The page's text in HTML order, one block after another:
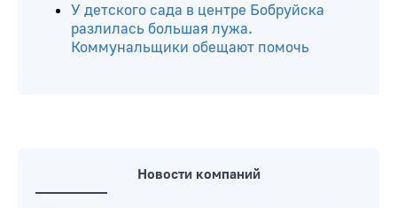
У детского сада в центре Бобруйска
разлилась большая лужа.
Коммунальщики обещают помочь
Новости компаний